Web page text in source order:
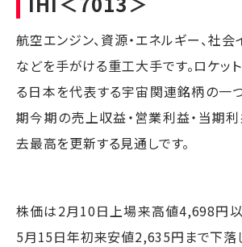
航空エンジン、資源・エネルギー、社会
などを手がける重工大手です。ロケッ
る日本を代表する宇宙関連銘柄の一
期今期の売上収益・営業利益・当期
去最高を更新する見通しです。
株価は2月10日上場来高値4,698円以
5月15日年初来安値2,635円まで下落